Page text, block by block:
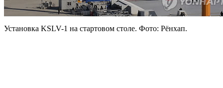
Установка KSLV-1 на стартовом столе. Фото: Рёнхап.